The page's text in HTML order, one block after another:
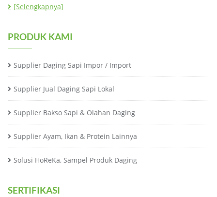
[Selengkapnya]
PRODUK KAMI
Supplier Daging Sapi Impor / Import
Supplier Jual Daging Sapi Lokal
Supplier Bakso Sapi & Olahan Daging
Supplier Ayam, Ikan & Protein Lainnya
Solusi HoReKa, Sampel Produk Daging
SERTIFIKASI